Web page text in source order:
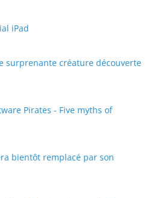
iPad
surprenante créature découverte
Pirates - Five myths of
bientôt remplacé par son